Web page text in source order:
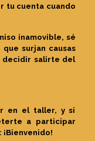
tu cuenta cuando
inamovible, sé
surjan causas
decidir salirte del
en el taller, y si
a participar
¡Bienvenido!